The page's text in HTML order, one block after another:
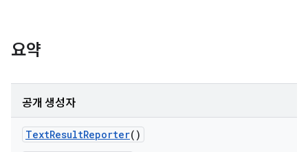
요약
공개 생성자
TextResultReporter()